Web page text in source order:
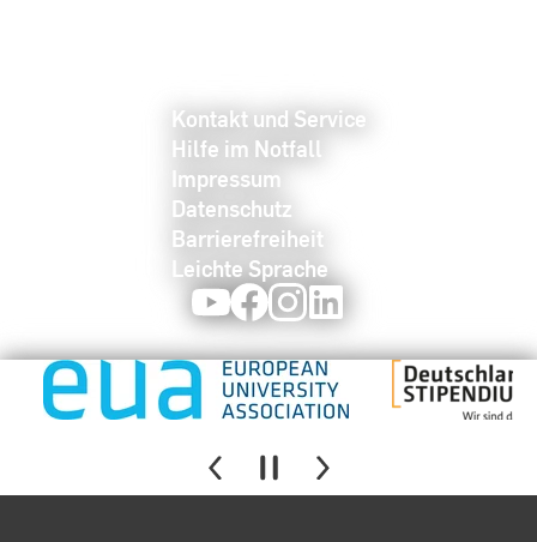
Kontakt und Service
Hilfe im Notfall
Impressum
Datenschutz
Barrierefreiheit
Leichte Sprache
YoutubeFacebookInstagram